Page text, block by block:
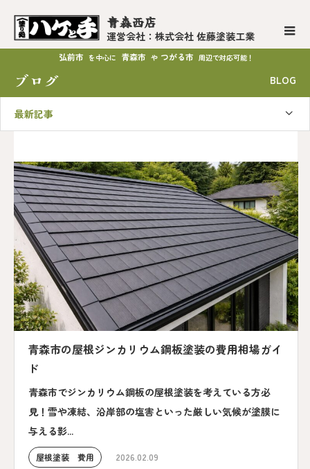
青森西店
運営会社：株式会社 佐藤塗装工業
弘前市 を中心に 青森市 や つがる市 周辺で対応可能！
ブログ BLOG
最新記事
青森市の屋根ジンカリウム鋼板塗装の費用相場ガイ
ド
青森市でジンカリウム鋼板の屋根塗装を考えている方必
見！雪や凍結、沿岸部の塩害といった厳しい気候が塗膜に
与える影...
屋根塗装 費用 2026.02.09